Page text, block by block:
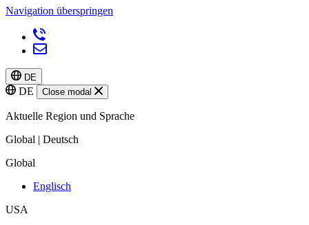
Navigation überspringen
DE
DE Close modal
Aktuelle Region und Sprache
Global | Deutsch
Global
Englisch
USA